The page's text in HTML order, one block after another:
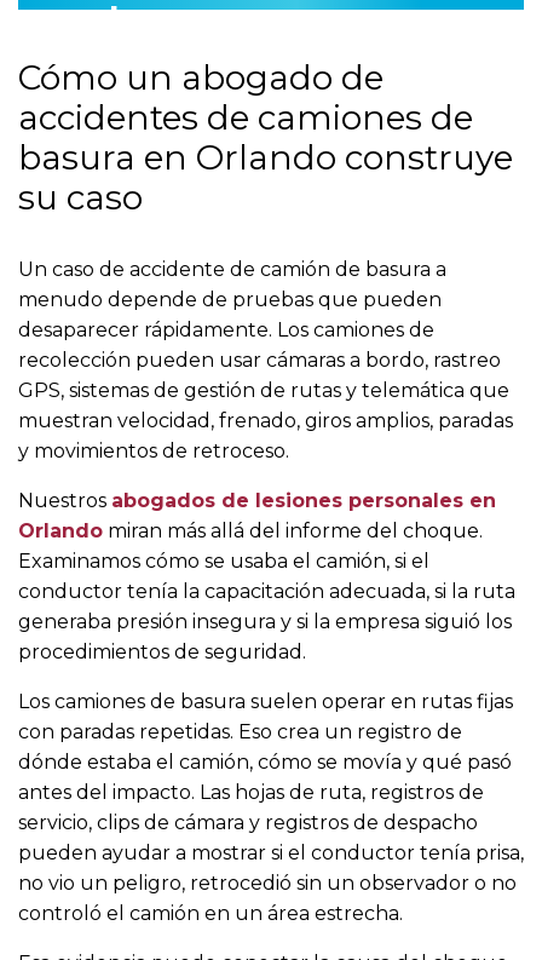
Cómo un abogado de
accidentes de camiones de
basura en Orlando construye
su caso
Un caso de accidente de camión de basura a
menudo depende de pruebas que pueden
desaparecer rápidamente. Los camiones de
recolección pueden usar cámaras a bordo, rastreo
GPS, sistemas de gestión de rutas y telemática que
muestran velocidad, frenado, giros amplios, paradas
y movimientos de retroceso.
Nuestros abogados de lesiones personales en
Orlando miran más allá del informe del choque.
Examinamos cómo se usaba el camión, si el
conductor tenía la capacitación adecuada, si la ruta
generaba presión insegura y si la empresa siguió los
procedimientos de seguridad.
Los camiones de basura suelen operar en rutas fijas
con paradas repetidas. Eso crea un registro de
dónde estaba el camión, cómo se movía y qué pasó
antes del impacto. Las hojas de ruta, registros de
servicio, clips de cámara y registros de despacho
pueden ayudar a mostrar si el conductor tenía prisa,
no vio un peligro, retrocedió sin un observador o no
controló el camión en un área estrecha.